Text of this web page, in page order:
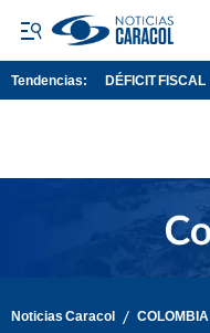
Tendencias: DÉFICIT FISCAL
Noticias Caracol / COLOMBIA